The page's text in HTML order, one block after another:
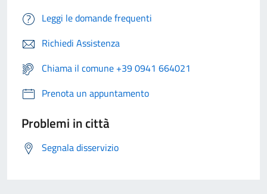
Leggi le domande frequenti
Richiedi Assistenza
Chiama il comune +39 0941 664021
Prenota un appuntamento
Problemi in città
Segnala disservizio